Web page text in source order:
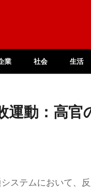
業 社会 生活
運動：高官
ステムにおいて、